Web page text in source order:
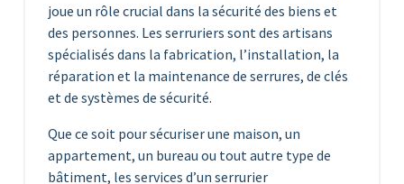
joue un rôle crucial dans la sécurité des biens et
des personnes. Les serruriers sont des artisans
spécialisés dans la fabrication, l’installation, la
réparation et la maintenance de serrures, de clés
et de systèmes de sécurité.
Que ce soit pour sécuriser une maison, un
appartement, un bureau ou tout autre type de
bâtiment, les services d’un serrurier